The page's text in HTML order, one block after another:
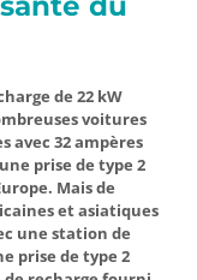
de 22 kW
voitures
avec 32 ampères
prise de type 2
Mais de
et asiatiques
une station de
prise de type 2